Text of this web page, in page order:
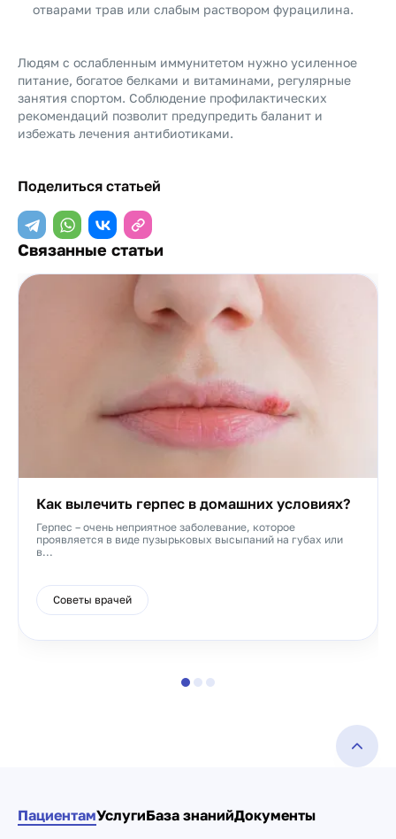
отварами трав или слабым раствором фурацилина.
Людям с ослабленным иммунитетом нужно усиленное
питание, богатое белками и витаминами, регулярные
занятия спортом. Соблюдение профилактических
рекомендаций позволит предупредить баланит и
избежать лечения антибиотиками.
Поделиться статьей
Связанные статьи
Как вылечить герпес в домашних условиях?
Герпес – очень неприятное заболевание, которое
проявляется в виде пузырьковых высыпаний на губах или
в...
Советы врачей
ПациентамУслугиБаза знанийДокументы